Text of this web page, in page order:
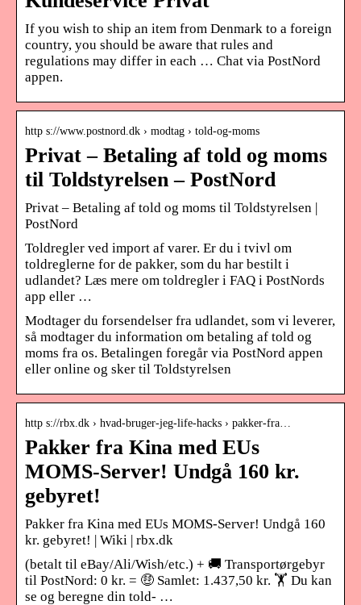
If you wish to ship an item from Denmark to a foreign
country, you should be aware that rules and
regulations may differ in each … Chat via PostNord
appen.
http s://www.postnord.dk › modtag › told-og-moms
Privat – Betaling af told og moms
til Toldstyrelsen – PostNord
Privat – Betaling af told og moms til Toldstyrelsen |
PostNord
Toldregler ved import af varer. Er du i tvivl om
toldreglerne for de pakker, som du har bestilt i
udlandet? Læs mere om toldregler i FAQ i PostNords
app eller …
Modtager du forsendelser fra udlandet, som vi leverer,
så modtager du information om betaling af told og
moms fra os. Betalingen foregår via PostNord appen
eller online og sker til Toldstyrelsen
http s://rbx.dk › hvad-bruger-jeg-life-hacks › pakker-fra…
Pakker fra Kina med EUs
MOMS-Server! Undgå 160 kr.
gebyret!
Pakker fra Kina med EUs MOMS-Server! Undgå 160
kr. gebyret! | Wiki | rbx.dk
(betalt til eBay/Ali/Wish/etc.) + 🚚️ Transportørgebyr
til PostNord: 0 kr. = 🤑️ Samlet: 1.437,50 kr. 🏋️ Du kan
se og beregne din told- …